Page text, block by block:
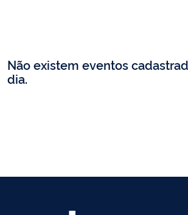
Não existem eventos
dia.